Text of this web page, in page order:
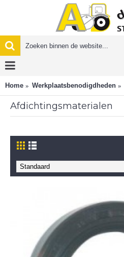
Home Werkplaatsbenodigdheden
Afdichtingsmaterialen